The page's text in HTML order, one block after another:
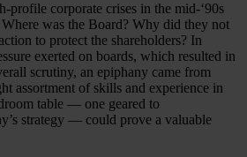
profile corporate crises in the mid-‘90s
Where was the Board? Why did they not
to protect the shareholders? In
exerted on boards, which resulted in
scrutiny, an epiphany came from
assortment of skills and experience in
table — one geared to
strategy — could prove a valuable